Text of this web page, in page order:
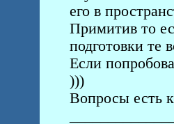
его в
Примитив то
подготовки те
Если
)))
Вопросы есть